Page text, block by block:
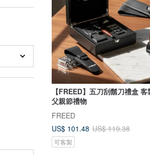
【FREED】五刀刮鬍刀禮盒
父親節禮物
FREED
US$ 101.48 US$ 119.38
可客製